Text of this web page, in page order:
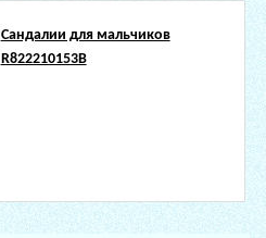
Сандалии для мальчиков
R822210153B